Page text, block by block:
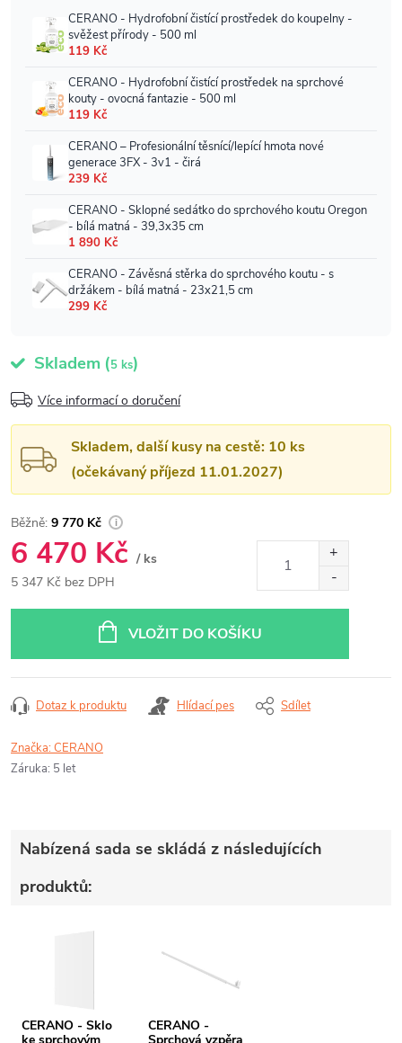
Skladem (5 ks)
Více informací o doručení
Skladem, další kusy na cestě: 10 ks
(očekávaný příjezd 11.01.2027)
9 770 Kč
6 470 Kč / ks
5 347 Kč bez DPH
VLOŽIT DO KOŠÍKU
Dotaz k produktu Hlídací pes Sdílet
Značka:CERANO
Záruka: 5 let
Nabízená sada se skládá z následujících
produktů:
CERANO - Sklo
CERANO -